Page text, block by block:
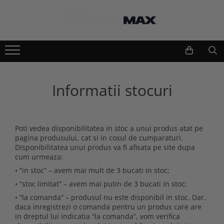
Imbracaminte lucru
Bluze si hanorace
Caciuli si gulere
Pantaloni si salopete
Pelerine
Combinezoane
Base layers
Incaltaminte protectie
Pantofi si ghete protectie
Unelte gradinarit
Seturi unelte gradinarit
Accesorii gradinarit
Macete si seceri
Furci si greble
Pistoale de udat si aspersoare
Sere si paturi
Unelte constructii
Gletiere
Informatii stocuri
Poti vedea disponibilitatea in stoc a unui produs atat pe
pagina produsului, cat si in cosul de cumparaturi.
Disponibilitatea unui produs va fi afisata pe site dupa
cum urmeaza:
• “in stoc” – avem mai mult de 3 bucati in stoc;
• “stoc limitat” – avem mai putin de 3 bucati in stoc;
• “la comanda” – produsul nu este disponibil in stoc. Dar,
daca inregistrezi o comanda pentru un produs care are
in dreptul lui indicatia “la comanda”, vom verifica